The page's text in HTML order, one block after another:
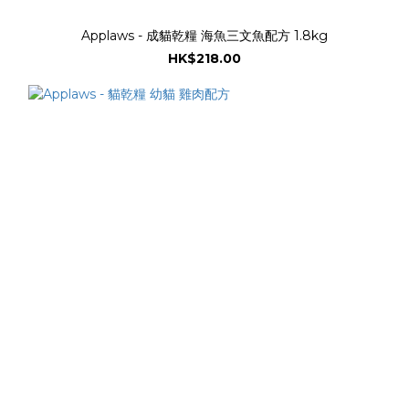
Applaws - 成貓乾糧 海魚三文魚配方 1.8kg
HK$218.00